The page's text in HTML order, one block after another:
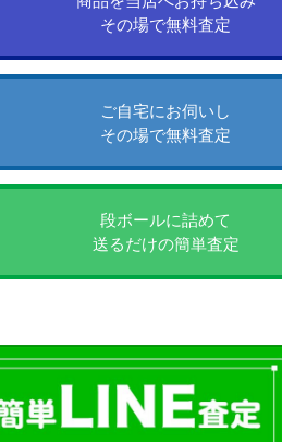
取方法について
様のご都合に合わせて
りたい時に、お客様の都合に
頭買取、出張買取、宅配買取
にあった買取方法をお選びく